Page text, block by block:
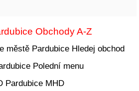
Obchody A-Z
Hledej obchod
Polední menu
MHD